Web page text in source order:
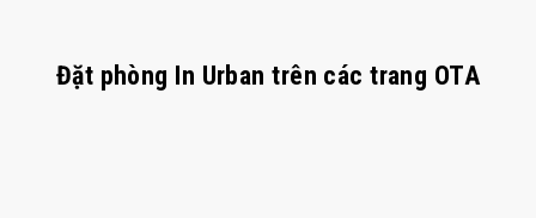
Đặt phòng In Urban trên các trang OTA